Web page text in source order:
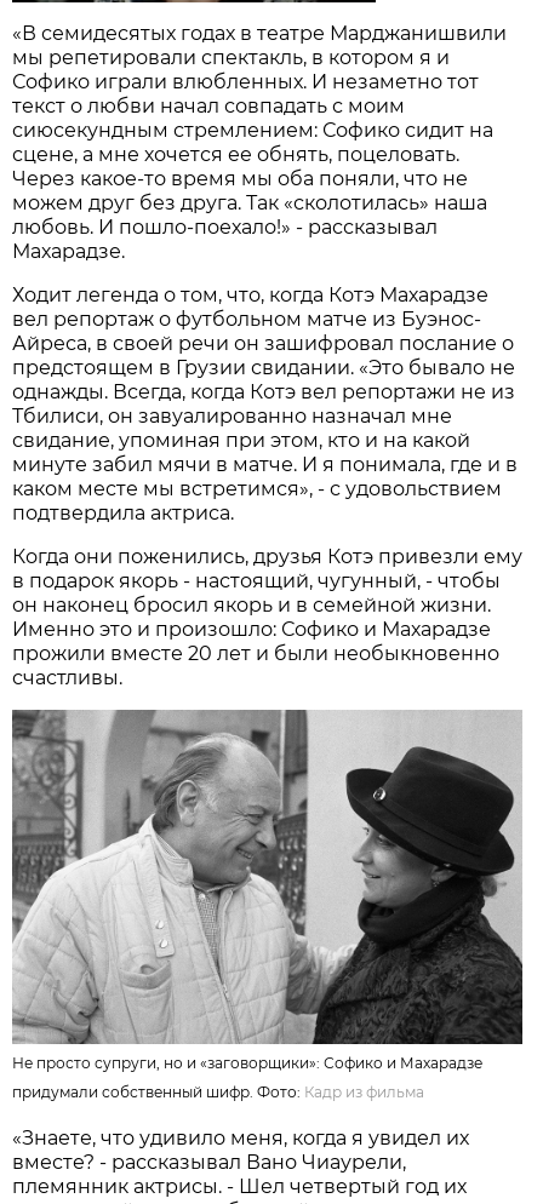
«В семидесятых годах в театре Марджанишвили
мы репетировали спектакль, в котором я и
Софико играли влюбленных. И незаметно тот
текст о любви начал совпадать с моим
сиюсекундным стремлением: Софико сидит на
сцене, а мне хочется ее обнять, поцеловать.
Через какое-то время мы оба поняли, что не
можем друг без друга. Так «сколотилась» наша
любовь. И пошло-поехало!» - рассказывал
Махарадзе.
Ходит легенда о том, что, когда Котэ Махарадзе
вел репортаж о футбольном матче из Буэнос-
Айреса, в своей речи он зашифровал послание о
предстоящем в Грузии свидании. «Это бывало не
однажды. Всегда, когда Котэ вел репортажи не из
Тбилиси, он завуалированно назначал мне
свидание, упоминая при этом, кто и на какой
минуте забил мячи в матче. И я понимала, где и в
каком месте мы встретимся», - с удовольствием
подтвердила актриса.
Когда они поженились, друзья Котэ привезли ему
в подарок якорь - настоящий, чугунный, - чтобы
он наконец бросил якорь и в семейной жизни.
Именно это и произошло: Софико и Махарадзе
прожили вместе 20 лет и были необыкновенно
счастливы.
Не просто супруги, но и «заговорщики»: Софико и Махарадзе
придумали собственный шифр. Фото: Кадр из фильма
«Знаете, что удивило меня, когда я увидел их
вместе? - рассказывал Вано Чиаурели,
племянник актрисы. - Шел четвертый год их